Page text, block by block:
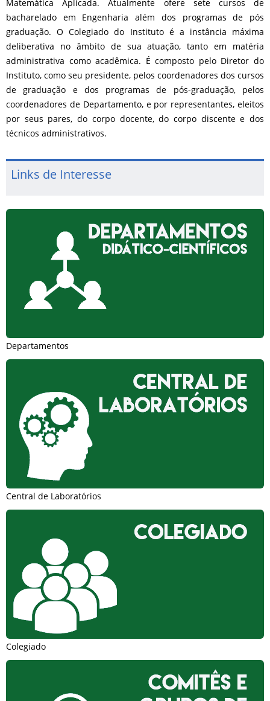
Matemática Aplicada. Atualmente ofere sete cursos de
bacharelado em Engenharia além dos programas de pós
graduação. O Colegiado do Instituto é a instância máxima
deliberativa no âmbito de sua atuação, tanto em matéria
administrativa como acadêmica. É composto pelo Diretor do
Instituto, como seu presidente, pelos coordenadores dos cursos
de graduação e dos programas de pós-graduação, pelos
coordenadores de Departamento, e por representantes, eleitos
por seus pares, do corpo docente, do corpo discente e dos
técnicos administrativos.
Links de Interesse
Departamentos
Central de Laboratórios
Colegiado